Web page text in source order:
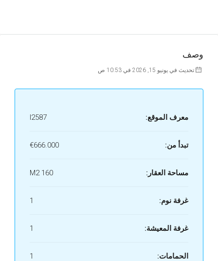
وصف
تحديث في يونيو 15, 2026 في 10:53 ص
معرف الموقع: I2587
تبدأ من: €666.000
مساحة العقار: 160 M2
غرفة نوم: 1
غرفة المعيشة: 1
الحمامات: 1